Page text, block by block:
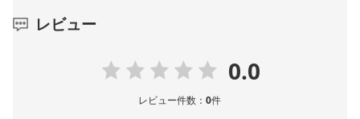
レビュー
0.0
レビュー件数：0件